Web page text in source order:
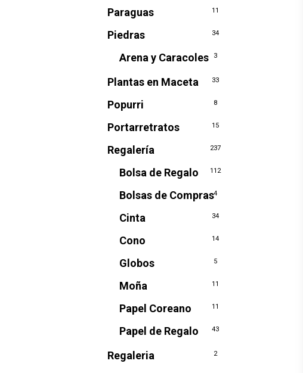
Paraguas 11
Piedras 34
Arena y Caracoles 3
Plantas en Maceta 33
Popurri 8
Portarretratos 15
Regalería 237
Bolsa de Regalo 112
Bolsas de Compras4
Cinta 34
Cono 14
Globos 5
Moña 11
Papel Coreano 11
Papel de Regalo 43
Regaleria 2